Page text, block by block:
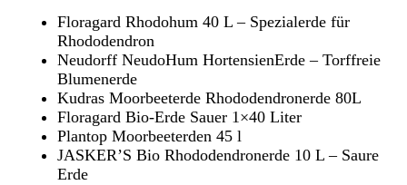
Floragard Rhodohum 40 L – Spezialerde für
Rhododendron
Neudorff NeudoHum HortensienErde – Torffreie
Blumenerde
Kudras Moorbeeterde Rhododendronerde 80L
Floragard Bio-Erde Sauer 1×40 Liter
Plantop Moorbeeterden 45 l
JASKER’S Bio Rhododendronerde 10 L – Saure
Erde